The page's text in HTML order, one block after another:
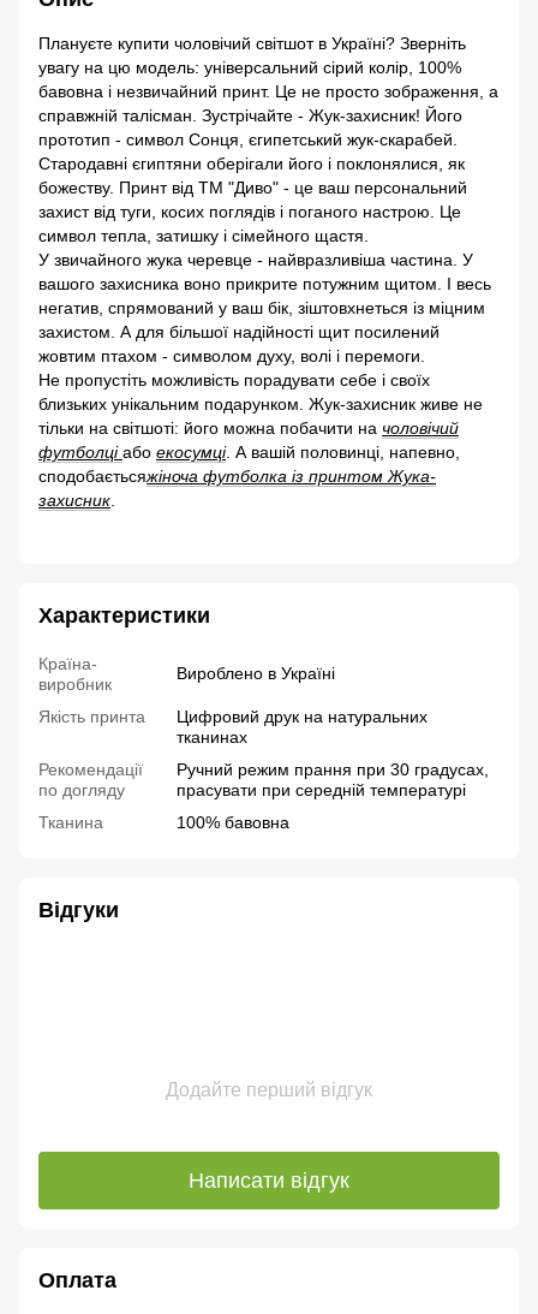
Плануєте купити чоловічий світшот в Україні? Зверніть
увагу на цю модель: універсальний сірий колір, 100%
бавовна і незвичайний принт. Це не просто зображення, а
справжній талісман. Зустрічайте - Жук-захисник! Його
прототип - символ Сонця, єгипетський жук-скарабей.
Стародавні єгиптяни оберігали його і поклонялися, як
божеству. Принт від ТМ "Диво" - це ваш персональний
захист від туги, косих поглядів і поганого настрою. Це
символ тепла, затишку і сімейного щастя.
У звичайного жука черевце - найвразливіша частина. У
вашого захисника воно прикрите потужним щитом. І весь
негатив, спрямований у ваш бік, зіштовхнеться із міцним
захистом. А для більшої надійності щит посилений
жовтим птахом - символом духу, волі і перемоги.
Не пропустіть можливість порадувати себе і своїх
близьких унікальним подарунком. Жук-захисник живе не
тільки на світшоті: його можна побачити на чоловічий
футболціабо екосумці. А вашій половинці, напевно,
сподобаєтьсяжіноча футболка із принтом Жука-
захисник
Характеристики
Країна-
виробник
Вироблено в Україні
Якість принта
Цифровий друк на натуральних
тканинах
Рекомендації
по догляду
Ручний режим прання при 30 градусах,
прасувати при середній температурі
Тканина
100% бавовна
Відгуки
Додайте перший відгук
Написати відгук
Оплата